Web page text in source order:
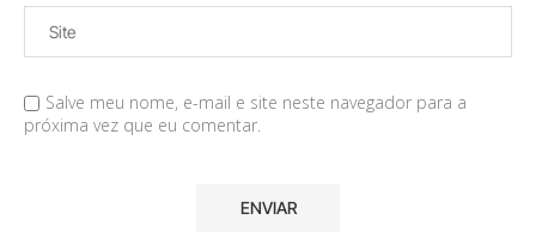
Salve meu nome, e-mail e site neste navegador para a
próxima vez que eu comentar.